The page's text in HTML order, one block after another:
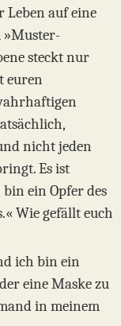
auf eine
»Muster-
steckt nur
euren
nicht jeden
Es ist
ein Opfer des
Wie gefällt euch
ich bin ein
eine Maske zu
in meinem